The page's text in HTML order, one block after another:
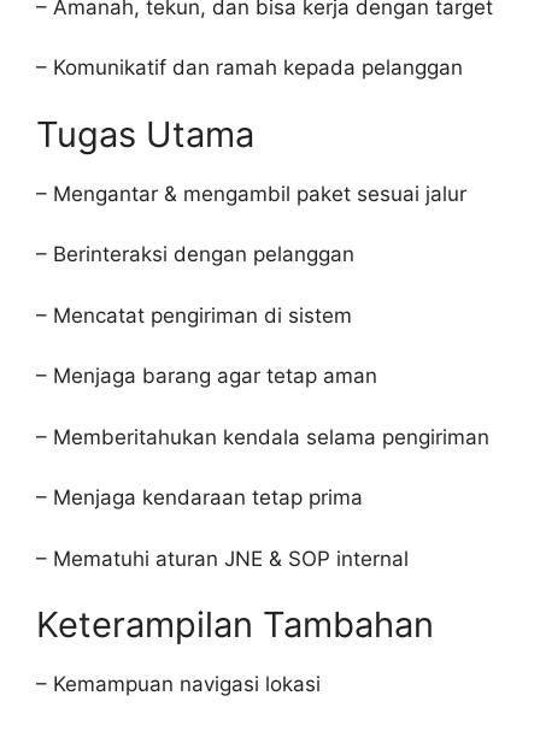
– Amanah, tekun, dan bisa kerja dengan target
– Komunikatif dan ramah kepada pelanggan
Tugas Utama
– Mengantar & mengambil paket sesuai jalur
– Berinteraksi dengan pelanggan
– Mencatat pengiriman di sistem
– Menjaga barang agar tetap aman
– Memberitahukan kendala selama pengiriman
– Menjaga kendaraan tetap prima
– Mematuhi aturan JNE & SOP internal
Keterampilan Tambahan
– Kemampuan navigasi lokasi